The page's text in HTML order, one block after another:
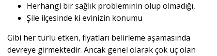
Herhangi bir sağlık probleminin olup olmadığı,
Şile ilçesinde ki evinizin konumu
Gibi her türlü etken, fiyatları belirleme aşamasında
devreye girmektedir. Ancak genel olarak çok uç olan